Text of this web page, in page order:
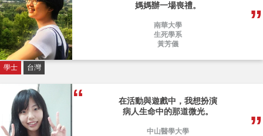
媽媽辦一場喪禮。
南華大學
生死學系
黃芳儀
學士 台灣
在活動與遊戲中，我想扮演
病人生命中的那道微光。
中山醫學大學